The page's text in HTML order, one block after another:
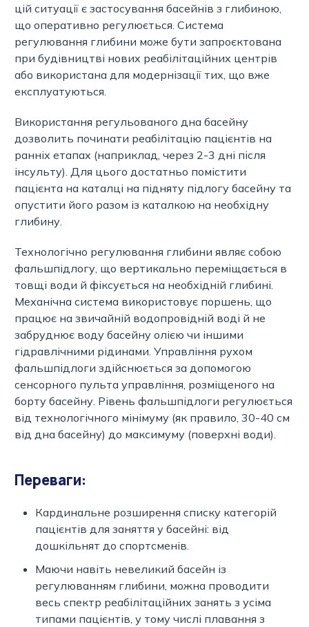
цій ситуації є застосування басейнів з глибиною,
що оперативно регулюється. Система
регулювання глибини може бути запроєктована
при будівництві нових реабілітаційних центрів
або використана для модернізації тих, що вже
експлуатуються.
Використання регульованого дна басейну
дозволить починати реабілітацію пацієнтів на
ранніх етапах (наприклад, через 2-3 дні після
інсульту). Для цього достатньо помістити
пацієнта на каталці на підняту підлогу басейну та
опустити його разом із каталкою на необхідну
глибину.
Технологічно регулювання глибини являє собою
фальшпідлогу, що вертикально переміщається в
товщі води й фіксується на необхідній глибині.
Механічна система використовує поршень, що
працює на звичайній водопровідній воді й не
забруднює воду басейну олією чи іншими
гідравлічними рідинами. Управління рухом
фальшпідлоги здійснюється за допомогою
сенсорного пульта управління, розміщеного на
борту басейну. Рівень фальшпідлоги регулюється
від технологічного мінімуму (як правило, 30-40 см
від дна басейну) до максимуму (поверхні води).
Переваги:
Кардинальне розширення списку категорій
пацієнтів для заняття у басейні: від
дошкільнят до спортсменів.
Маючи навіть невеликий басейн із
регулюванням глибини, можна проводити
весь спектр реабілітаційних занять з усіма
типами пацієнтів, у тому числі плавання з